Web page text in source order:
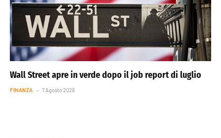
Wall Street apre in verde dopo il job report di luglio
FINANZA 7 Agosto 2026